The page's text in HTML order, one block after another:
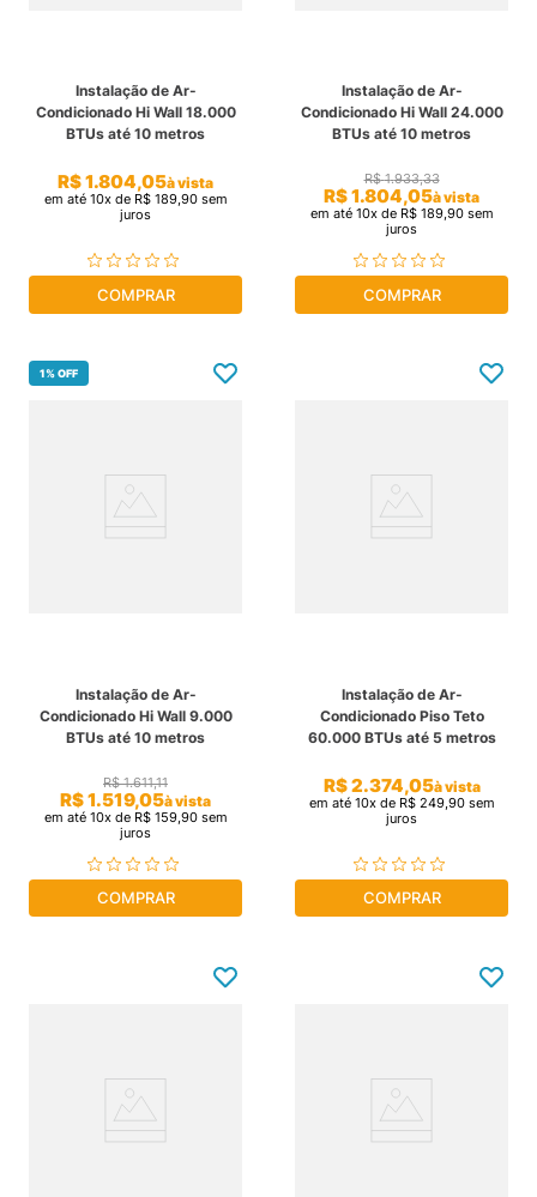
Instalação de Ar-
Condicionado Hi Wall 18.000
BTUs até 10 metros
R$1.804,05à vista
em até 10x de R$ 189,90sem
juros
COMPRAR
Instalação de Ar-
Condicionado Hi Wall 24.000
BTUs até 10 metros
R$ 1.933,33
R$1.804,05à vista
em até 10x de R$ 189,90sem
juros
COMPRAR
1%OFF
Instalação de Ar-
Condicionado Hi Wall 9.000
BTUs até 10 metros
R$ 1.611,11
R$1.519,05à vista
em até 10x de R$ 159,90sem
juros
COMPRAR
Instalação de Ar-
Condicionado Piso Teto
60.000 BTUs até 5 metros
R$2.374,05à vista
em até 10x de R$ 249,90sem
juros
COMPRAR